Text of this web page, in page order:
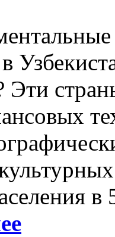
Эти